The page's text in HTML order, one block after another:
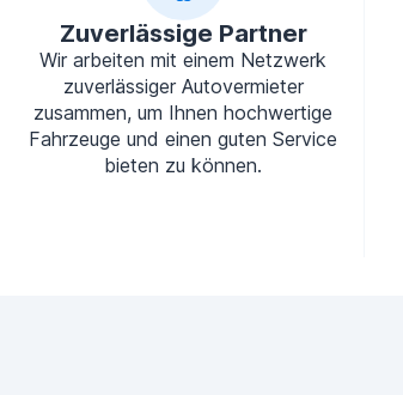
Zuverlässige Partner
Wir arbeiten mit einem Netzwerk
zuverlässiger Autovermieter
zusammen, um Ihnen hochwertige
Fahrzeuge und einen guten Service
bieten zu können.